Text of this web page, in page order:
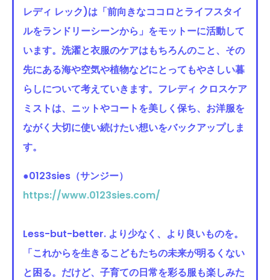
レディ レック)は「前向きなココロとライフスタイ
ルをランドリーシーンから」をモットーに活動して
います。洗濯と衣服のケアはもちろんのこと、その
先にある海や空気や植物などにとってもやさしい暮
らしについて考えていきます。フレディ クロスケア
ミストは、ニットやコートを美しく保ち、お洋服を
ながく大切に使い続けたい想いをバックアップしま
す。
●0123sies （サンジー）
https://www.0123sies.com/
Less-but-better. より少なく、より良いものを。
「これからを生きるこどもたちの未来が明るくない
と困る。だけど、子育ての日常を彩る服も楽しみた